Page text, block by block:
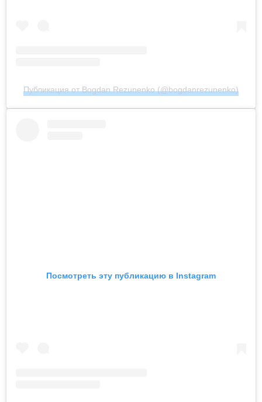
Публикация от Bogdan Rezunenko (@bogdanrezunenko)
Посмотреть эту публикацию в Instagram